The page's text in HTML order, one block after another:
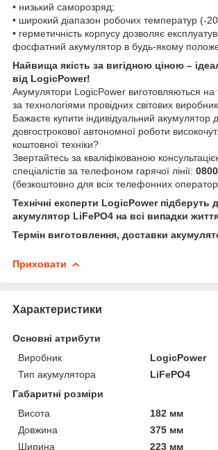
• низький саморозряд;
• широкий діапазон робочих температур (-
• герметичність корпусу дозволяє
фосфатний акумулятор в будь-якому
Найвища якість за вигідною ціною –
від LogicPower!
Акумулятори LogicPower виготовляються на
за технологіями провідних світових
Бажаєте купити індивідуальний акумулятор
довгострокової автономної роботи
коштовної техніки?
Звертайтесь за кваліфікованою
спеціалістів за телефоном гарячої лінії:
(безкоштовно для всіх телефонних
Технічні експерти LogicPower підберуть
акумулятор LiFePO4 на всі випадки
Термін виготовлення, доставки
Приховати
Характеристики
Основні атрибути
Виробник
LogicPower
Тип акумулятора
LiFePO4
Габаритні розміри
Висота
182 мм
Довжина
375 мм
Ширина
223 мм